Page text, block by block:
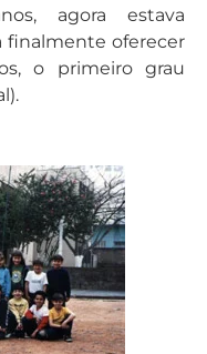
agora estava
finalmente oferecer
o primeiro grau